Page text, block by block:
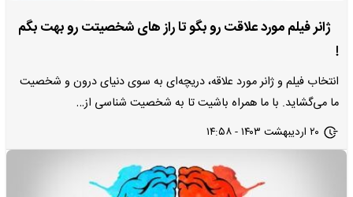
ژانر فیلم مورد علاقت رو بگو تا راز های شخصیتت رو بهت بگم
!
انتخاب فیلم و ژانر مورد علاقه، دریچه‌ای به سوی دنیای درون و شخصیت
ما می‌گشاید. با ما همراه باشیت تا به شخصیت شناسی از…
۲۰ اردیبهشت ۱۴۰۳ - ۱۴:۵۸